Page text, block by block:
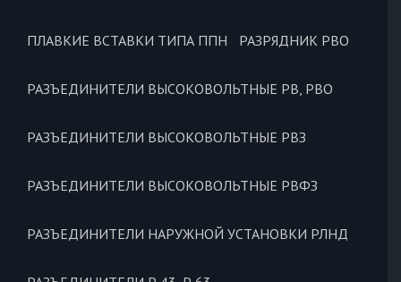
ПЛАВКИЕ ВСТАВКИ ТИПА ППН РАЗРЯДНИК РВО
РАЗЪЕДИНИТЕЛИ ВЫСОКОВОЛЬТНЫЕ РВ, РВО
РАЗЪЕДИНИТЕЛИ ВЫСОКОВОЛЬТНЫЕ РВЗ
РАЗЪЕДИНИТЕЛИ ВЫСОКОВОЛЬТНЫЕ РВФЗ
РАЗЪЕДИНИТЕЛИ НАРУЖНОЙ УСТАНОВКИ РЛНД